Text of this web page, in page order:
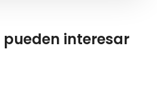
interesar